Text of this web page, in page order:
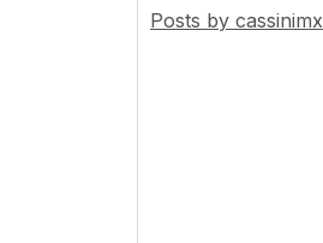
Posts by cassinimx